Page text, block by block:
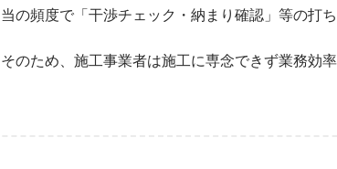
当の頻度で「干渉チェック・納まり確認」等の打
そのため、施工事業者は施工に専念できず業務効